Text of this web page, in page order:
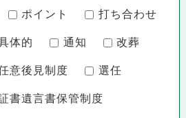
ポイント 打ち合わせ
体的 通知 改葬
意後見制度 選任
書遺言書保管制度